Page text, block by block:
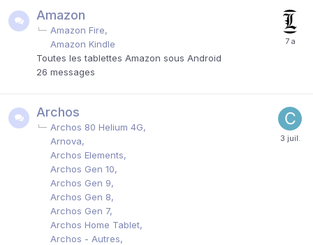
Amazon
Amazon Fire
Amazon Kindle
Toutes les tablettes Amazon sous Android
26 messages
Archos
Archos 80 Helium 4G
Arnova
Archos Elements
Archos Gen 10
Archos Gen 9
Archos Gen 8
Archos Gen 7
Archos Home Tablet
Archos - Autres